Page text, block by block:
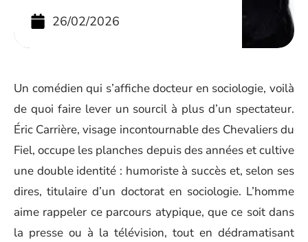
26/02/2026
Un comédien qui s’affiche docteur en sociologie, voilà
de quoi faire lever un sourcil à plus d’un spectateur.
Éric Carrière, visage incontournable des Chevaliers du
Fiel, occupe les planches depuis des années et cultive
une double identité : humoriste à succès et, selon ses
dires, titulaire d’un doctorat en sociologie. L’homme
aime rappeler ce parcours atypique, que ce soit dans
la presse ou à la télévision, tout en dédramatisant